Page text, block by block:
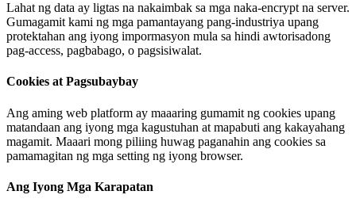
Lahat ng data ay ligtas na nakaimbak sa mga naka-encrypt na server.
Gumagamit kami ng mga pamantayang pang-industriya upang
protektahan ang iyong impormasyon mula sa hindi awtorisadong
pag-access, pagbabago, o pagsisiwalat.
Cookies at Pagsubaybay
Ang aming web platform ay maaaring gumamit ng cookies upang
matandaan ang iyong mga kagustuhan at mapabuti ang kakayahang
magamit. Maaari mong piliing huwag paganahin ang cookies sa
pamamagitan ng mga setting ng iyong browser.
Ang Iyong Mga Karapatan